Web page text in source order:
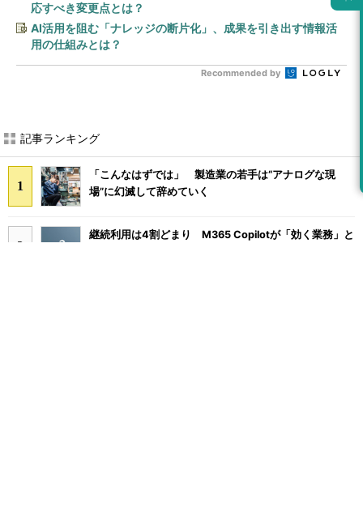
応すべき変更点とは？
AI活用を阻む「ナレッジの断片化」、成果を引き出す情報活
用の仕組みとは？
Recommended by
記事ランキング
「こんなはずでは」 製造業の若手は“アナログな現
場”に幻滅して辞めていく
継続利用は4割どまり M365 Copilotが「効く業務」と